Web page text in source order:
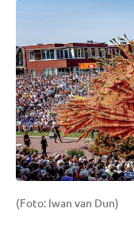
(Foto: Iwan van Dun)